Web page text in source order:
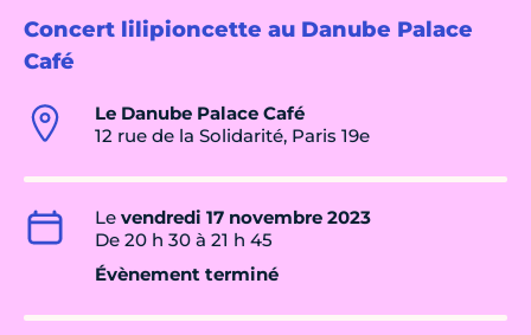
Concert lilipioncette au Danube Palace
Café
Le Danube Palace Café
12 rue de la Solidarité, Paris 19e
Le vendredi 17 novembre 2023
De 20 h 30 à 21 h 45
Évènement terminé